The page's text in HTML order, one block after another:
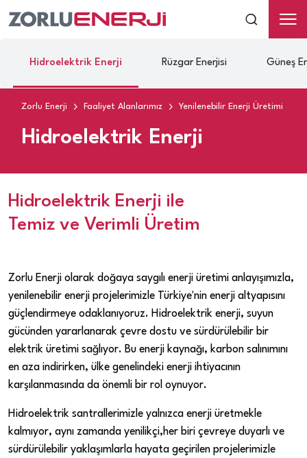
Hidroelektrik Enerji Rüzgar Enerjisi Güneş
Zorlu Enerji Faaliyet Alanlarımız Yenilenebilir Enerji Üretimi
Hidroelektrik Enerji
Hidroelektrik Enerji ile
Temiz ve Verimli Üretim
Zorlu Enerji olarak doğaya saygılı enerji üretimi anlayışımızla,
yenilenebilir enerji projelerimizle Türkiye'nin enerji altyapısını
güçlendirmeye odaklanıyoruz. Hidroelektrik enerji, suyun
gücünden yararlanarak çevre dostu ve sürdürülebilir bir
elektrik üretimi sağlıyor. Bu enerji kaynağı, karbon salınımını
en aza indirirken, ülke genelindeki enerji ihtiyacının
karşılanmasında da önemli bir rol oynuyor.
Hidroelektrik santrallerimizle yalnızca enerji üretmekle
kalmıyor, aynı zamanda yenilikçi,her biri çevreye duyarlı ve
sürdürülebilir yaklaşımlarla hayata geçirilen projelerimizle